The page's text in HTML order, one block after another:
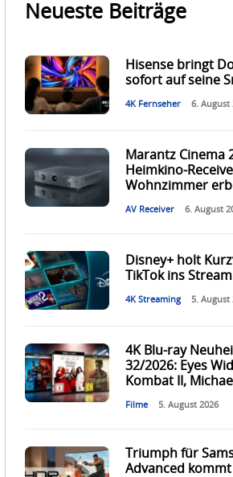
Neueste Beiträge
Hisense bringt
sofort auf seine
4K Fernseher 6. August
Marantz Cinema
Heimkino-
Wohnzimmer
AV Receiver 6. August
Disney+ holt
TikTok ins
4K Streaming 5. August
4K Blu-ray
32/2026: Eyes
Kombat II,
Filme 5. August 2026
Triumph für
Advanced